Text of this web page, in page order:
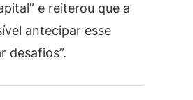
e reiterou que a
antecipar esse
desafios”.